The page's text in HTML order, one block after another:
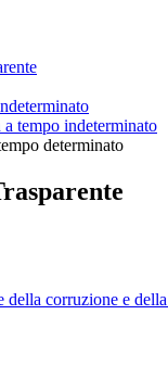
tempo indeterminato
determinato
corruzione e della